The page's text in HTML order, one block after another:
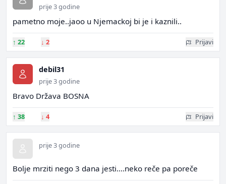
prije 3 godine
pametno moje..jaoo u Njemackoj bi je i kaznili..
↑ 22 ↓ 2 Prijavi
debil31
prije 3 godine
Bravo Država BOSNA
↑ 38 ↓ 4 Prijavi
prije 3 godine
Bolje mrziti nego 3 dana jesti....neko reče pa poreče